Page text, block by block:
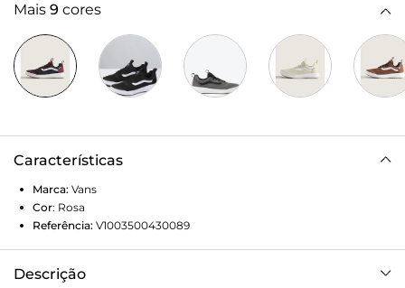
Mais 9 cores
Características
Marca: Vans
Cor: Rosa
Referência: V1003500430089
Descrição